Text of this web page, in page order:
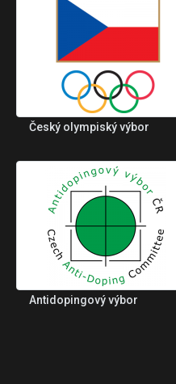
Český olympiský výbor
Antidopingový výbor